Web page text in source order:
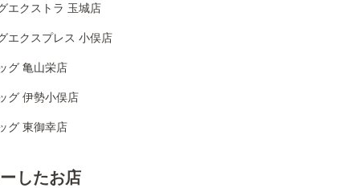
エクストラ 玉城店
エクスプレス 小俣店
グ 亀山栄店
グ 伊勢小俣店
グ 東御幸店
したお店